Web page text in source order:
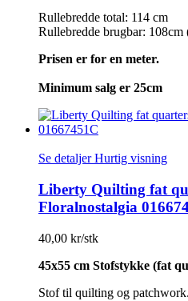
Rullebredde total: 114 cm
Rullebredde brugbar:
Prisen er for en meter.
Minimum salg er 25cm
Se detaljerHurtig visning
Liberty Quilting fat
Floralnostalgia
40,00 kr/stk
45x55 cm Stofstykke (fat
Stof til quilting og patchwork.